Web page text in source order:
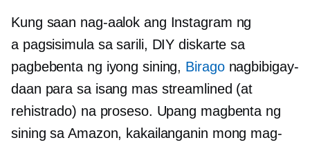
Kung saan nag-aalok ang Instagram ng
a pagsisimula sa sarili, DIY diskarte sa
pagbebenta ng iyong sining, Biragonagbibigay-
daan para sa isang mas streamlined (at
rehistrado) na proseso. Upang magbenta ng
sining sa Amazon, kakailanganin mong mag-